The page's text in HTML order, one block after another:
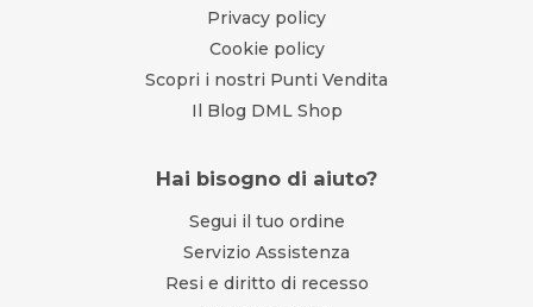
Privacy policy
Cookie policy
Scopri i nostri Punti Vendita
Il Blog DML Shop
Hai bisogno di aiuto?
Segui il tuo ordine
Servizio Assistenza
Resi e diritto di recesso